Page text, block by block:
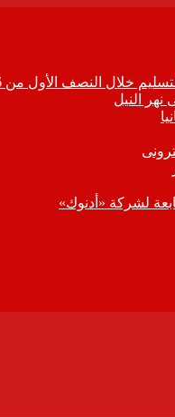
نهر النيل
لشركة «أدنوك»